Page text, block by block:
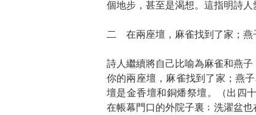
個地步，甚至是渴想。這指明詩人
二 在兩座壇，麻雀找到了家；燕
詩人繼續將自己比喻為麻雀和燕
你的兩座壇，麻雀找到了家；燕
壇是金香壇和銅燔祭壇。（出四
在帳幕門口的外院子裏﹔洗濯盆